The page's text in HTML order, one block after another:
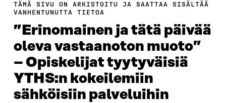
TÄMÄ SIVU ON ARKISTOITU JA SAATTAA SISÄLTÄÄ
VANHENTUNUTTA TIETOA
”Erinomainen ja tätä päivää
oleva vastaanoton muoto”
– Opiskelijat tyytyväisiä
YTHS:n kokeilemiin
sähköisiin palveluihin